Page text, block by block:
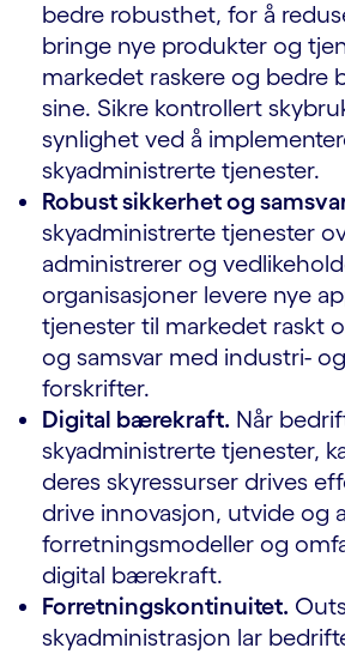
bedre robusthet, for å
bringe nye produkter og
markedet raskere og bedre
sine. Sikre kontrollert
synlighet ved å
skyadministrerte tjenester.
Robust sikkerhet og
skyadministrerte tjenester
administrerer og
organisasjoner levere nye
tjenester til markedet raskt
og samsvar med industri-
forskrifter.
Digital bærekraft. Når
skyadministrerte tjenester,
deres skyressurser drives
drive innovasjon, utvide og
forretningsmodeller og
digital bærekraft.
Forretningskontinuitet.
skyadministrasjon lar